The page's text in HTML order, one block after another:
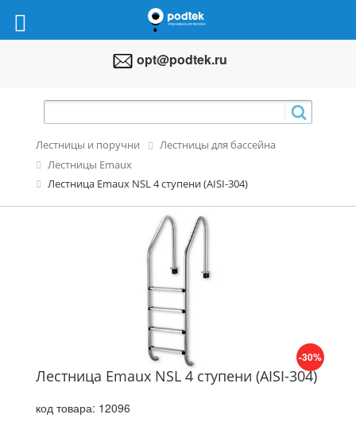
opt@podtek.ru
Лестницы и поручни
Лестницы для бассейна
Лестницы Emaux
Лестница Emaux NSL 4 ступени (AISI-304)
-30%
Лестница Emaux NSL 4 ступени (AISI-304)
код товара: 12096